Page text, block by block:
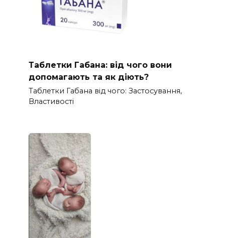
Таблетки Габана: від чого вони
допомагають та як діють?
Таблетки Габана від чого: Застосування,
Властивості